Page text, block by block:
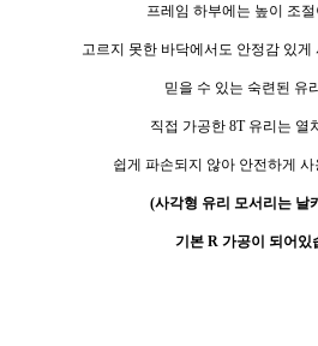
프레임 하부에는 높이 조
고르지 못한 바닥에서도 안정감 있게
믿을 수 있는 숙련된 유
직접 가공한 8T 유리는 열
쉽게 파손되지 않아 안전하게 사
(사각형 유리 모서리는 날
기본 R 가공이 되어있